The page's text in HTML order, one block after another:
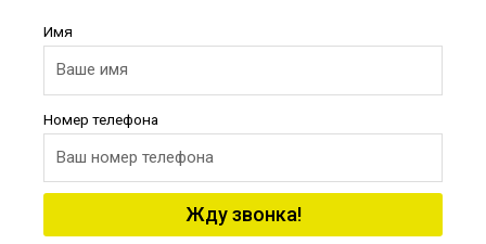
Имя
Номер телефона
Жду звонка!